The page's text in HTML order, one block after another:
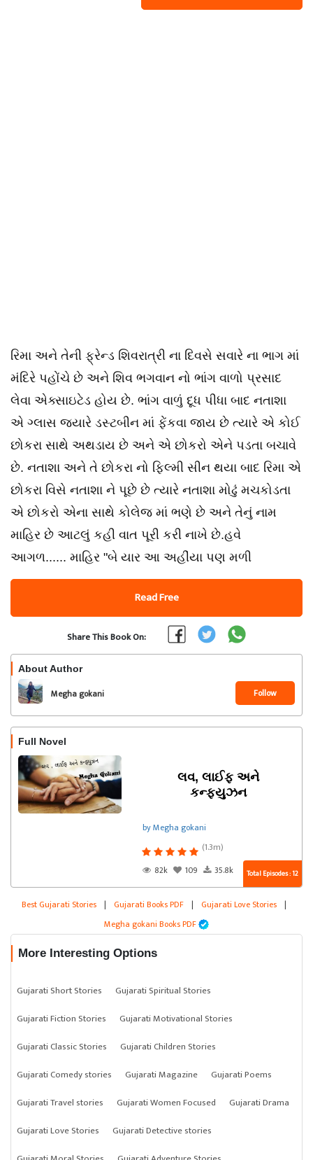
રિમા અને તેની ફ્રેન્ડ શિવરાત્રી ના દિવસે સવારે ના ભાગ માં
મંદિરે પહોંચે છે અને શિવ ભગવાન નો ભાંગ વાળો પ્રસાદ
લેવા એક્સાઇટેડ હોય છે. ભાંગ વાળું દૂધ પીધા બાદ નતાશા
એ ગ્લાસ જ્યારે ડસ્ટબીન માં ફેંકવા જાય છે ત્યારે એ કોઈ
છોકરા સાથે અથડાય છે અને એ છોકરો એને પડતા બચાવે
છે. નતાશા અને તે છોકરા નો ફિલ્મી સીન થયા બાદ રિમા એ
છોકરા વિસે નતાશા ને પૂછે છે ત્યારે નતાશા મોઢું મચકોડતા
એ છોકરો એના સાથે કોલેજ માં ભણે છે અને તેનું નામ
માહિર છે આટલું કહી વાત પૂરી કરી નાખે છે.હવે
આગળ...... માહિર "બે યાર આ અહીંયા પણ મળી
Read Free
Share This Book On:
About Author
Megha gokani Follow
Full Novel
લવ, લાઈફ અને
કન્ફ્યુઝન
by Megha gokani
(1.3m)
82k
109 35.8k Total Episodes : 12
Best Gujarati Stories | Gujarati Books PDF | Gujarati Love Stories |
Megha gokani Books PDF
More Interesting Options
Gujarati Short Stories
Gujarati Spiritual Stories
Gujarati Fiction Stories
Gujarati Motivational Stories
Gujarati Classic Stories
Gujarati Children Stories
Gujarati Comedy stories
Gujarati Magazine
Gujarati Poems
Gujarati Travel stories
Gujarati Women Focused
Gujarati Drama
Gujarati Love Stories
Gujarati Detective stories